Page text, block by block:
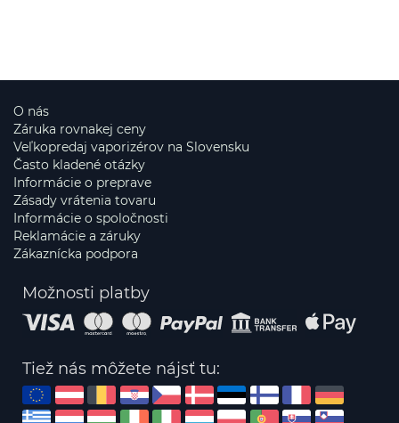
O nás
Záruka rovnakej ceny
Veľkopredaj vaporizérov na Slovensku
Často kladené otázky
Informácie o preprave
Zásady vrátenia tovaru
Informácie o spoločnosti
Reklamácie a záruky
Zákaznícka podpora
Možnosti platby
Tiež nás môžete nájsť tu: